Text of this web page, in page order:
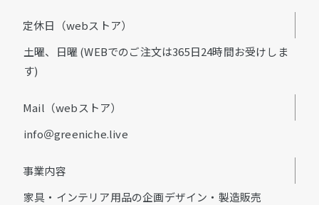
定休日（webストア）
土曜、日曜 (WEBでのご注文は365日24時間お受けしま
す)
Mail（webストア）
info＠greeniche.live
事業内容
家具・インテリア用品の企画デザイン・製造販売